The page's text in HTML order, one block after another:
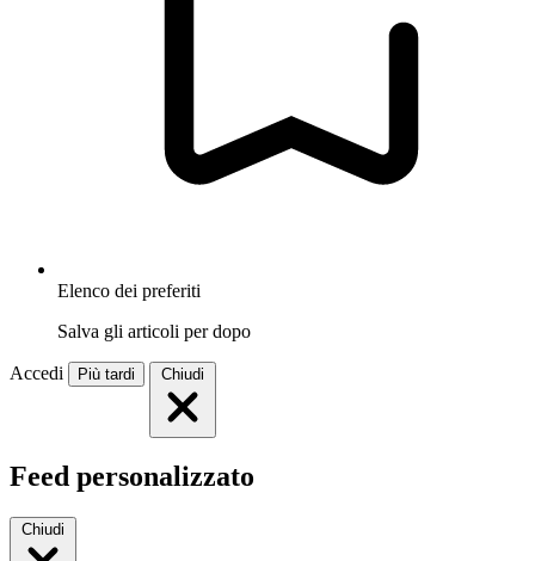
Elenco dei preferiti
Salva gli articoli per dopo
Accedi Più tardi Chiudi
Feed personalizzato
Chiudi